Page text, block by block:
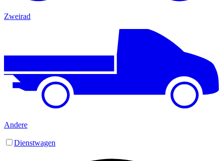
Zweirad
Andere
Dienstwagen